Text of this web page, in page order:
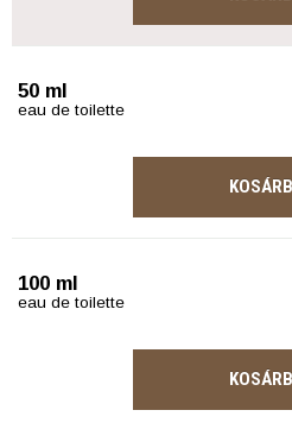
50 ml
eau de toilette
100 ml
eau de toilette